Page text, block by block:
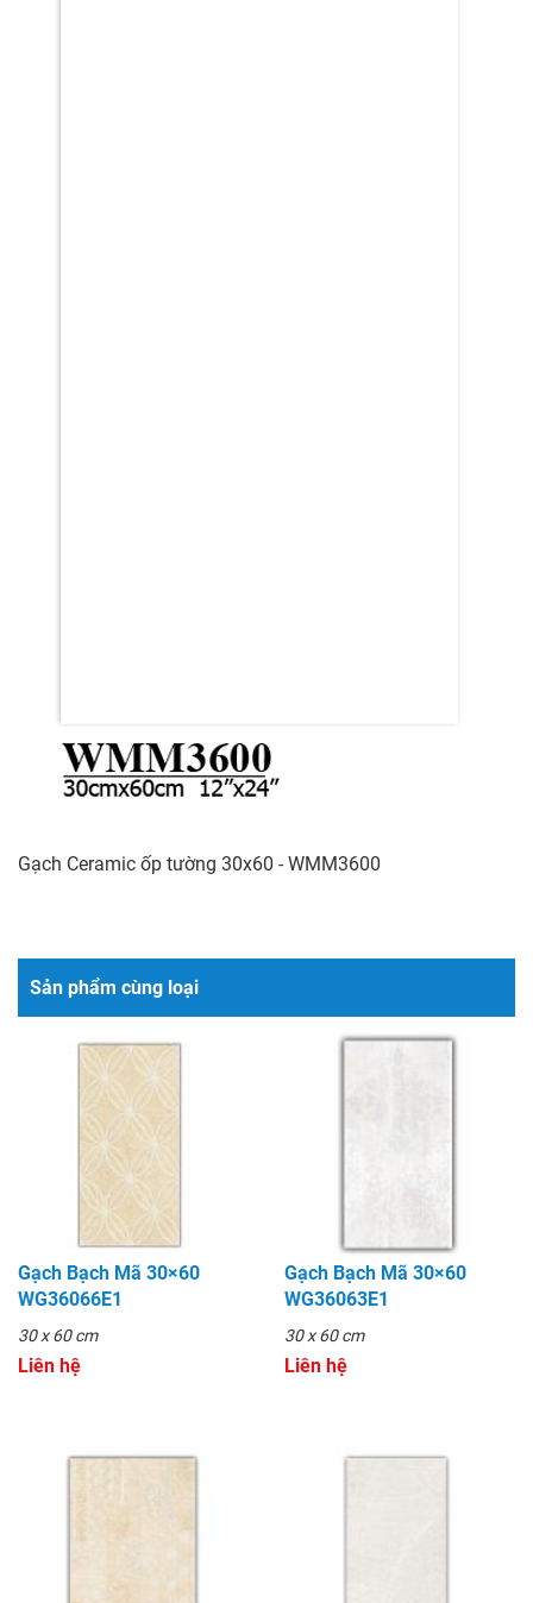
Gạch Ceramic ốp tường 30x60 - WMM3600
Sản phẩm cùng loại
Gạch Bạch Mã 30×60
WG36066E1
30 x 60 cm
Liên hệ
Gạch Bạch Mã 30×60
WG36063E1
30 x 60 cm
Liên hệ